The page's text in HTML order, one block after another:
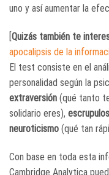
uno y así aumentar la
[Quizás también te
apocalipsis de la
El test consiste en el
personalidad según la
extraversión (qué tanto
solidario eres),
neuroticismo (qué tan
Con base en toda esta
Cambridge Analytica